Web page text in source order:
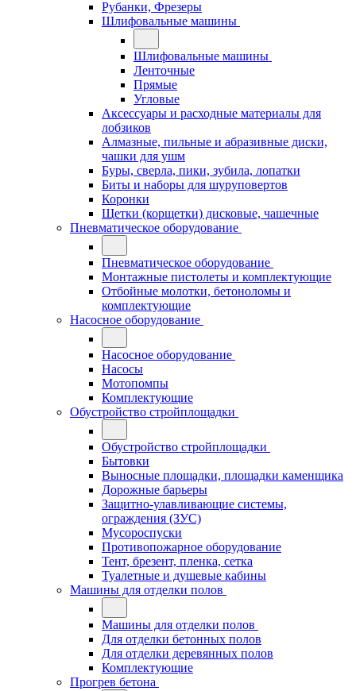
Рубанки, Фрезеры
Шлифовальные машины
Шлифовальные машины
Ленточные
Прямые
Угловые
Аксессуары и расходные материалы для
лобзиков
Алмазные, пильные и абразивные диски,
чашки для ушм
Буры, сверла, пики, зубила, лопатки
Биты и наборы для шуруповертов
Коронки
Щетки (корщетки) дисковые, чашечные
Пневматическое оборудование
Пневматическое оборудование
Монтажные пистолеты и комплектующие
Отбойные молотки, бетоноломы и
комплектующие
Насосное оборудование
Насосное оборудование
Насосы
Мотопомпы
Комплектующие
Обустройство стройплощадки
Обустройство стройплощадки
Бытовки
Выносные площадки, площадки каменщика
Дорожные барьеры
Защитно-улавливающие системы,
ограждения (ЗУС)
Мусороспуски
Противопожарное оборудование
Тент, брезент, пленка, сетка
Туалетные и душевые кабины
Машины для отделки полов
Машины для отделки полов
Для отделки бетонных полов
Для отделки деревянных полов
Комплектующие
Прогрев бетона